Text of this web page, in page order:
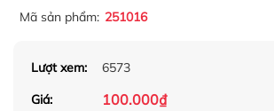
Mã sản phẩm: 251016
Lượt xem: 6573
Giá: 100.000₫